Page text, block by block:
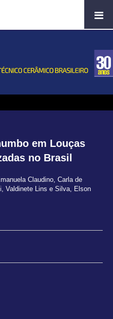
em Louças
no Brasil
Claudino, Carla de
, Valdinete Lins e Silva, Elson